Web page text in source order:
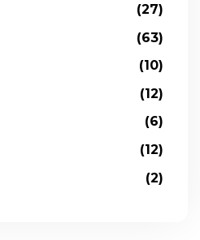
(27)
(63)
(10)
(12)
(6)
(12)
(2)